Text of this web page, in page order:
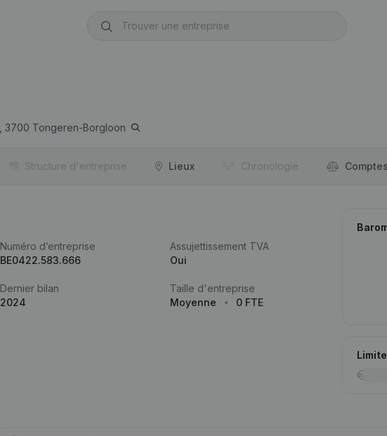
3700 Tongeren-Borgloon
Structure d'entreprise Lieux Chronologie
Numéro d’entreprise
BE0422.583.666
Assujettissement TVA
Oui
Dernier bilan
2024
Taille d'entreprise
Moyenne
0 FTE